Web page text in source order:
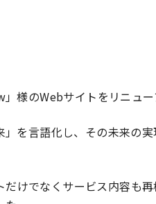
様のWebサイトをリニュー
を言語化し、その未来の
けでなくサービス内容も